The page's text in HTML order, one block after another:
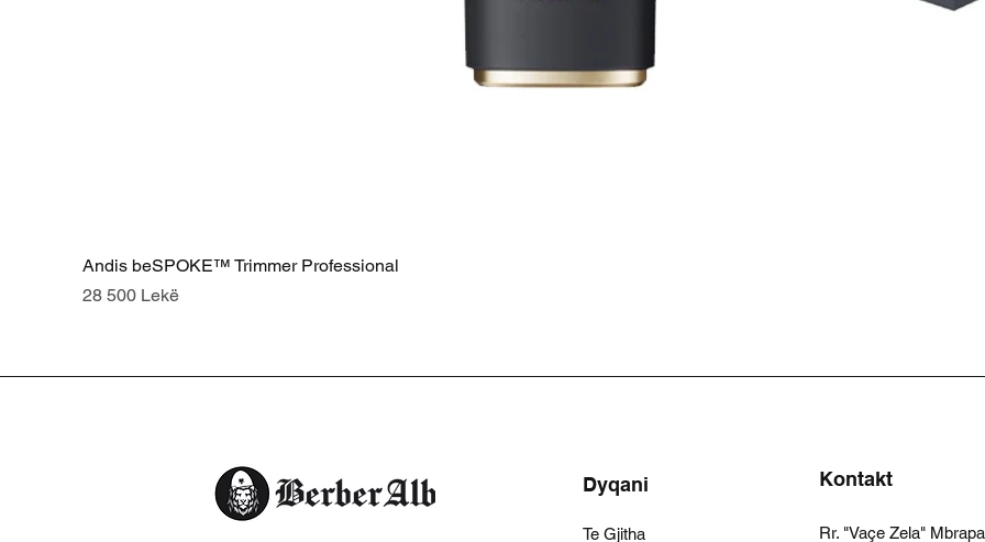
Andis beSPOKE™ Trimmer Professional
Price
28 500 Lekë
Dyqani
Te Gjitha
Kontakt
Rr. "Vaçe Zela"